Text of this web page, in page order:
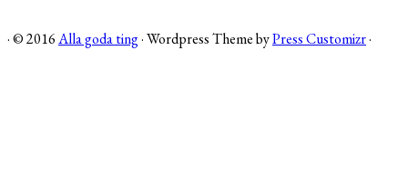
·© 2016Alla goda ting·Wordpress Theme byPress Customizr·